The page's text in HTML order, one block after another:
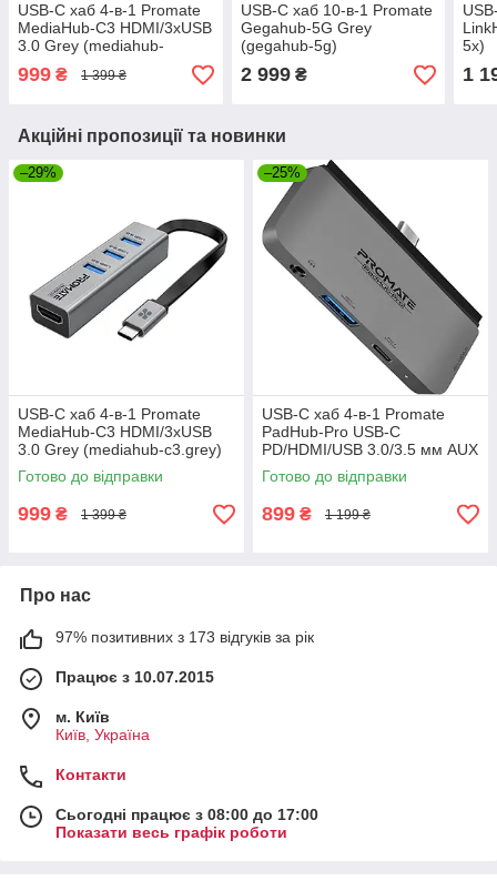
USB-C хаб 4-в-1 Promate
MediaHub-C3 HDMI/3xUSB
3.0 Grey (mediahub-
c3.grey)
999 ₴ 1 399 ₴
USB-C хаб 10-в-1 Promate
Gegahub-5G Grey
(gegahub-5g)
2 999₴
5x)
1
Акційні пропозиції та новинки
–29%
USB-C хаб 4-в-1 Promate
MediaHub-C3 HDMI/3xUSB
3.0 Grey (mediahub-c3.grey)
Готово до відправки
999 ₴ 1 399 ₴
–25%
USB-C хаб 4-в-1 Promate
PadHub-Pro USB-C
PD/HDMI/USB 3.0/3.5 мм AUX
Grey (padhub-pro.grey)
Готово до відправки
899 ₴ 1 199 ₴
Про нас
97% позитивних з 173 відгуків за рік
Працює з 10.07.2015
м. Київ
Київ, Україна
Контакти
Сьогодні працює з 08:00 до 17:00
Показати весь графік роботи